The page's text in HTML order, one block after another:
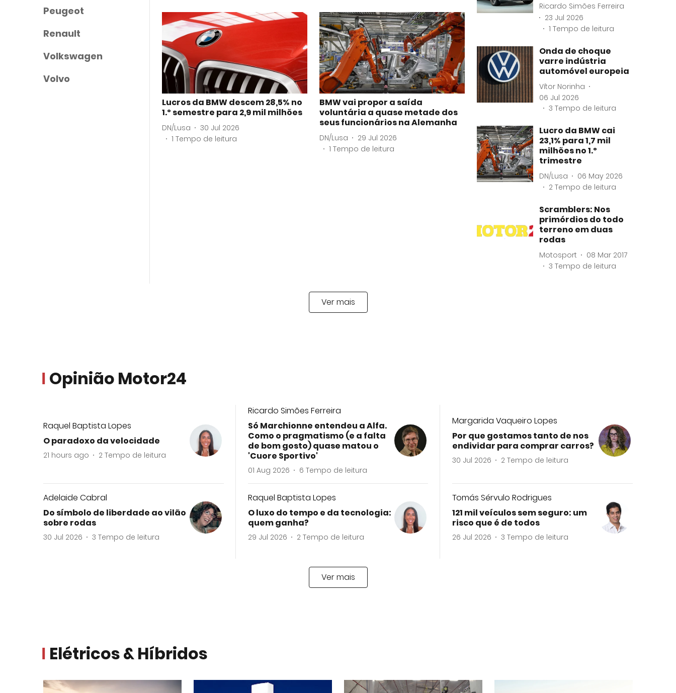
Peugeot
Renault
Volkswagen
Volvo
Lucros da BMW descem 28,5% no
1.º semestre para 2,9 mil milhões
DN/Lusa
30 Jul 2026
1 Tempo de leitura
BMW vai propor a saída
voluntária a quase metade dos
seus funcionários na Alemanha
DN/Lusa
29 Jul 2026
1 Tempo de leitura
Ricardo Simões Ferreira
23 Jul 2026
1 Tempo de leitura
Onda de choque
varre indústria
automóvel europeia
Vítor Norinha
06 Jul 2026
3 Tempo de leitura
Lucro da BMW cai
23,1% para 1,7 mil
milhões no 1.º
trimestre
DN/Lusa
06 May 2026
2 Tempo de leitura
Scramblers: Nos
primórdios do todo
terreno em duas
rodas
Motosport
08 Mar 2017
3 Tempo de leitura
Ver mais
Opinião Motor24
Raquel Baptista Lopes
O paradoxo da velocidade
21 hours ago 2 Tempo de leitura
Ricardo Simões Ferreira
Só Marchionne entendeu a Alfa.
Como o pragmatismo (e a falta
de bom gosto) quase matou o
'Cuore Sportivo'
01 Aug 2026 6 Tempo de leitura
Margarida Vaqueiro Lopes
Por que gostamos tanto de nos
endividar para comprar carros?
30 Jul 2026 2 Tempo de leitura
Adelaide Cabral
Do símbolo de liberdade ao vilão
sobre rodas
30 Jul 2026 3 Tempo de leitura
Raquel Baptista Lopes
O luxo do tempo e da tecnologia:
quem ganha?
29 Jul 2026 2 Tempo de leitura
Tomás Sérvulo Rodrigues
121 mil veículos sem seguro: um
risco que é de todos
26 Jul 2026 3 Tempo de leitura
Ver mais
Elétricos & Híbridos